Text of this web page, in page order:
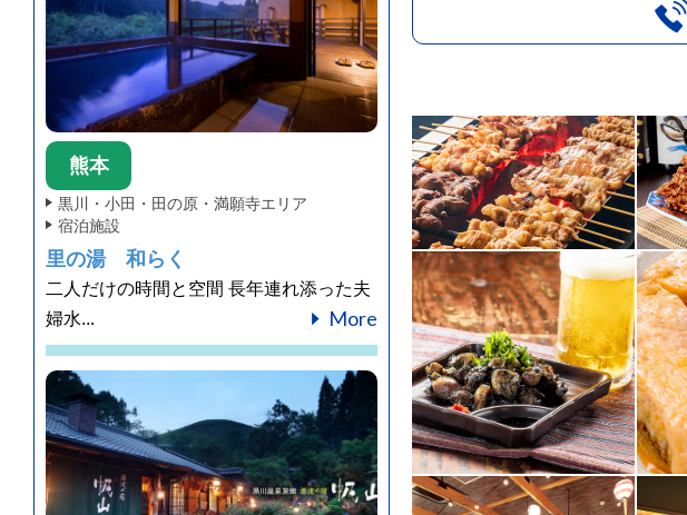
熊本
黒川・小田・田の原・満願寺エリア
宿泊施設
里の湯 和らく
二人だけの時間と空間 長年連れ添った夫
婦水...
More